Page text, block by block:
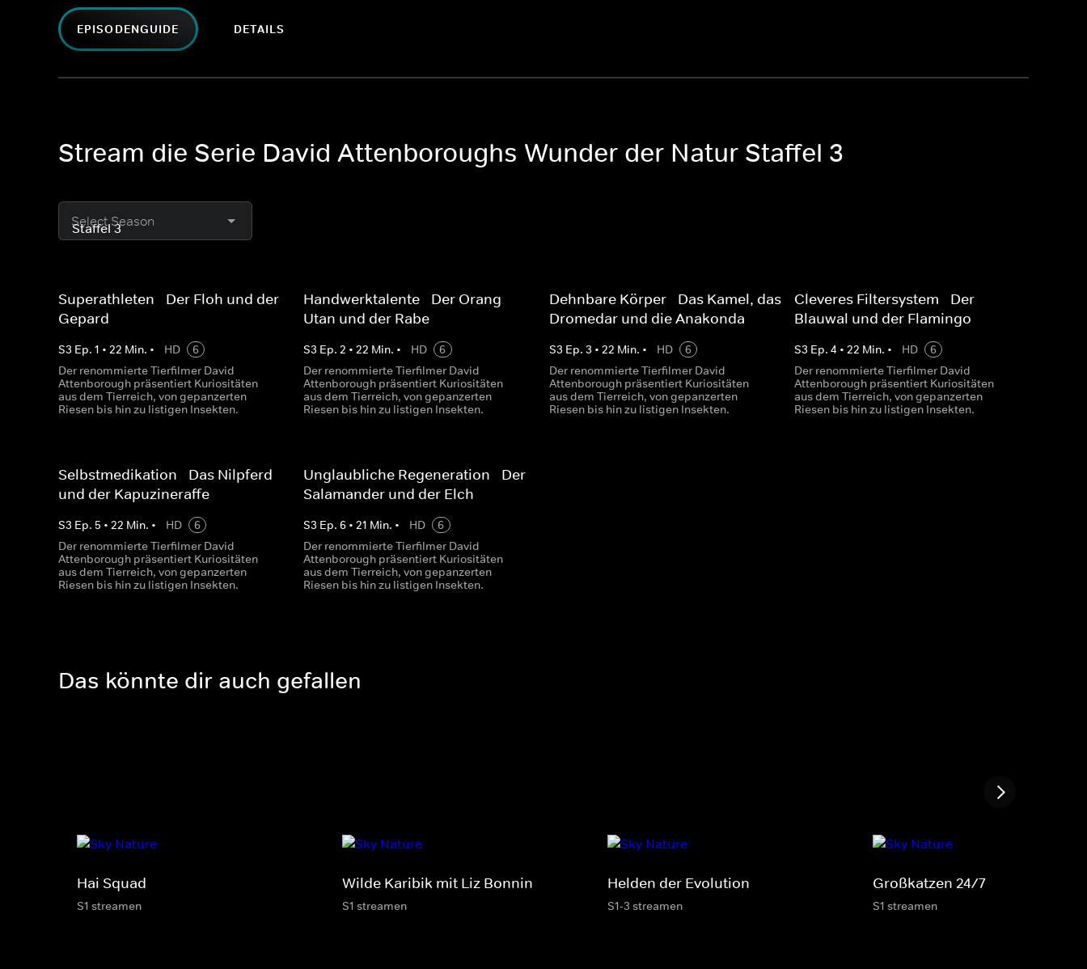
EPISODENGUIDE DETAILS
Stream die Serie David Attenboroughs Wunder der Natur Staffel 3
Select Season
Superathleten - Der Floh und der
Gepard
S3 Ep. 1 • 22 Min. • HD
6
Der renommierte Tierfilmer David
Attenborough präsentiert Kuriositäten
aus dem Tierreich, von gepanzerten
Riesen bis hin zu listigen Insekten.
Handwerktalente - Der Orang-
Utan und der Rabe
S3 Ep.2 •22 Min. • HD
6
Der renommierte Tierfilmer David
Attenborough präsentiert Kuriositäten
aus dem Tierreich, von gepanzerten
Riesen bis hin zu listigen Insekten.
Dehnbare Körper - Das Kamel, das
Dromedar und die Anakonda
S3 Ep. 3 • 22 Min. • HD
6
Der renommierte Tierfilmer David
Attenborough präsentiert Kuriositäten
aus dem Tierreich, von gepanzerten
Riesen bis hin zu listigen Insekten.
Cleveres Filtersystem - Der
Blauwal und der Flamingo
S3 Ep. 4 • 22 Min. • HD
6
Der renommierte Tierfilmer David
Attenborough präsentiert Kuriositäten
aus dem Tierreich, von gepanzerten
Riesen bis hin zu listigen Insekten.
Selbstmedikation - Das Nilpferd
und der Kapuzineraffe
S3 Ep. 5 • 22 Min. • HD
6
Der renommierte Tierfilmer David
Attenborough präsentiert Kuriositäten
aus dem Tierreich, von gepanzerten
Riesen bis hin zu listigen Insekten.
Unglaubliche Regeneration - Der
Salamander und der Elch
S3 Ep.6 •21 Min. • HD
6
Der renommierte Tierfilmer David
Attenborough präsentiert Kuriositäten
aus dem Tierreich, von gepanzerten
Riesen bis hin zu listigen Insekten.
Das könnte dir auch gefallen
Hai Squad
S1 streamen
Wilde Karibik mit Liz Bonnin
S1 streamen
Helden der Evolution
S1-3 streamen
Großkatzen 24/7
S1 streamen